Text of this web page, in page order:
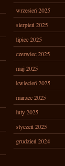
wrzesień 2025
sierpień 2025
lipiec 2025
czerwiec 2025
maj 2025
kwiecień 2025
marzec 2025
luty 2025
styczeń 2025
grudzień 2024